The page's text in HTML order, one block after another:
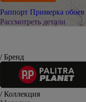
Раппорт Примерка обоев
Рассмотреть детали
/ Бренд
/ Коллекция